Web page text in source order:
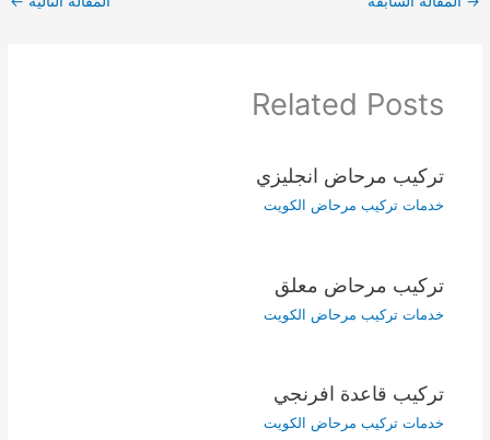
Related Posts
تركيب مرحاض انجليزي
خدمات تركيب مرحاض الكويت
تركيب مرحاض معلق
خدمات تركيب مرحاض الكويت
تركيب قاعدة افرنجي
خدمات تركيب مرحاض الكويت